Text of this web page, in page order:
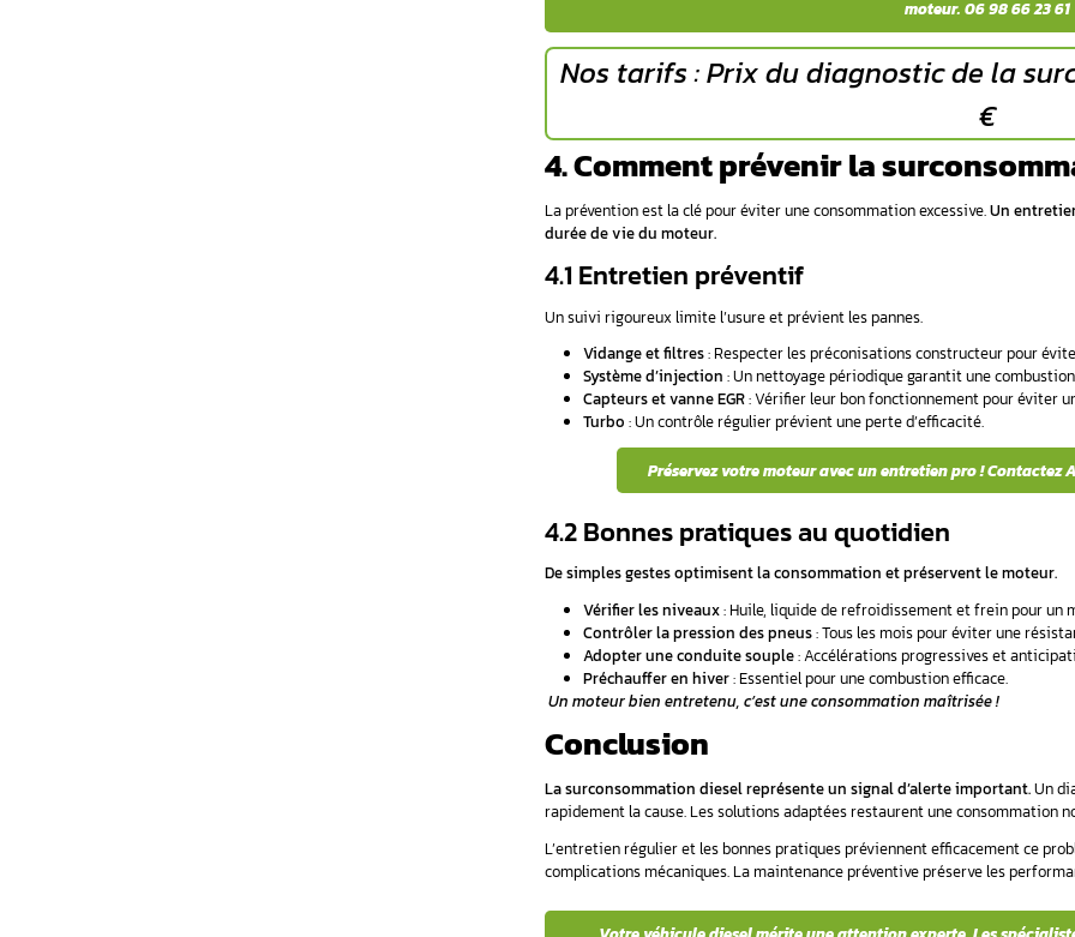
3. Comment
Un diagnostic efficace repose sur une
et d’optimiser la consommation de carburant.
3.1 Les vérifications de
Avant d’utiliser des outils spécialisés,
attentif peut détecter plusieurs indices.
Niveau d’huile moteur : Un contrôle
Fuites de carburant : Des taches sous
Aspect des gaz d’échappement : Une
Pression des pneus : Des pneus sous-
Filtre à air : Un filtre encrassé réduit
Liquide de refroidissement : Une
3.2 Les diagnostics
Si les vérifications de base ne suffisent pas,
moteurs modernes, et une analyse
Lecture descodes d’erreur: Une valise
Analyse en temps réel: Les
Tests d’injection: Le bon
Tests de compression: Ils évaluent
Besoin d’un diagnostic précis ? Les